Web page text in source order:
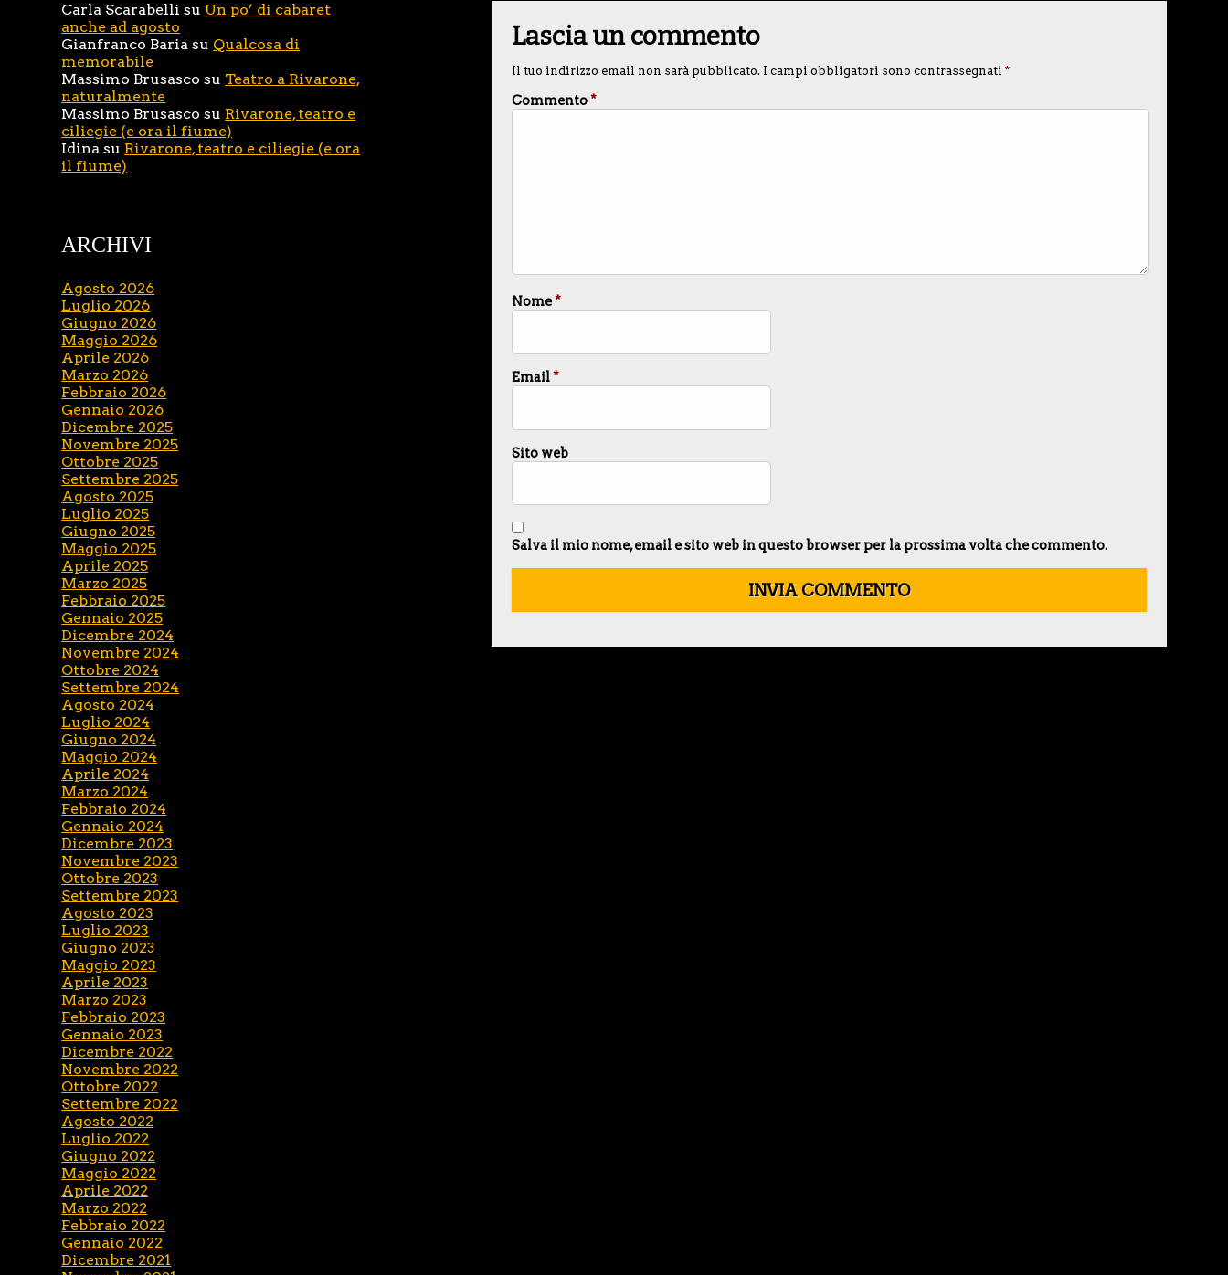
Lascia un commento
Il tuo indirizzo email non sarà pubblicato. I campi obbligatori sono contrassegnati *
Commento*
Nome*
Email*
Sito web
Salva il mio nome, email e sito web in questo browser per la prossima volta che commento.
Carla Scarabelli su Un po’ di cabaret
anche ad agosto
Gianfranco Baria su Qualcosa di
memorabile
Massimo Brusasco su Teatro a Rivarone,
naturalmente
Massimo Brusasco su Rivarone, teatro e
ciliegie (e ora il fiume)
Idina su Rivarone, teatro e ciliegie (e ora
il fiume)
ARCHIVI
Agosto 2026
Luglio 2026
Giugno 2026
Maggio 2026
Aprile 2026
Marzo 2026
Febbraio 2026
Gennaio 2026
Dicembre 2025
Novembre 2025
Ottobre 2025
Settembre 2025
Agosto 2025
Luglio 2025
Giugno 2025
Maggio 2025
Aprile 2025
Marzo 2025
Febbraio 2025
Gennaio 2025
Dicembre 2024
Novembre 2024
Ottobre 2024
Settembre 2024
Agosto 2024
Luglio 2024
Giugno 2024
Maggio 2024
Aprile 2024
Marzo 2024
Febbraio 2024
Gennaio 2024
Dicembre 2023
Novembre 2023
Ottobre 2023
Settembre 2023
Agosto 2023
Luglio 2023
Giugno 2023
Maggio 2023
Aprile 2023
Marzo 2023
Febbraio 2023
Gennaio 2023
Dicembre 2022
Novembre 2022
Ottobre 2022
Settembre 2022
Agosto 2022
Luglio 2022
Giugno 2022
Maggio 2022
Aprile 2022
Marzo 2022
Febbraio 2022
Gennaio 2022
Dicembre 2021